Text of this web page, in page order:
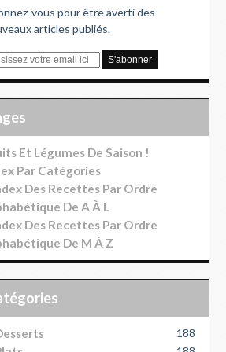
vous pour être averti des
articles publiés.
Et Légumes De Saison !
Par Catégories
Des Recettes Par Ordre
De A À L
Des Recettes Par Ordre
De M À Z
188